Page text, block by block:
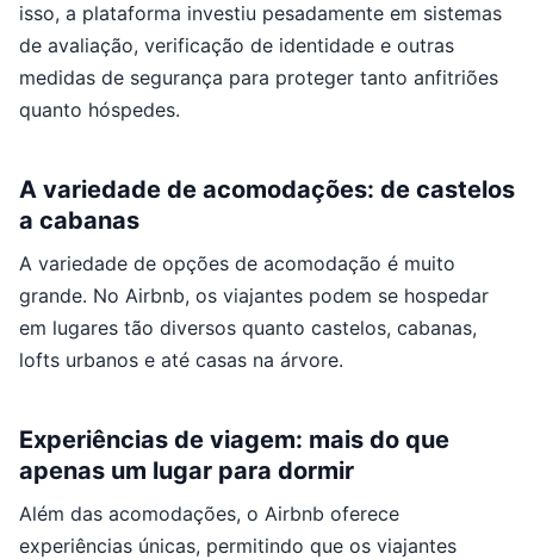
isso, a plataforma investiu pesadamente em sistemas
de avaliação, verificação de identidade e outras
medidas de segurança para proteger tanto anfitriões
quanto hóspedes.
A variedade de acomodações: de castelos
a cabanas
A variedade de opções de acomodação é muito
grande. No Airbnb, os viajantes podem se hospedar
em lugares tão diversos quanto castelos, cabanas,
lofts urbanos e até casas na árvore.
Experiências de viagem: mais do que
apenas um lugar para dormir
Além das acomodações, o Airbnb oferece
experiências únicas, permitindo que os viajantes